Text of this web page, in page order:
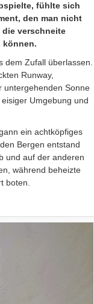
fühlte sich
den man nicht
die verschneite
können.
Zufall überlassen.
Runway,
untergehenden Sonne
Umgebung und
ein achtköpfiges
Bergen entstand
und auf der anderen
während beheizte
boten.